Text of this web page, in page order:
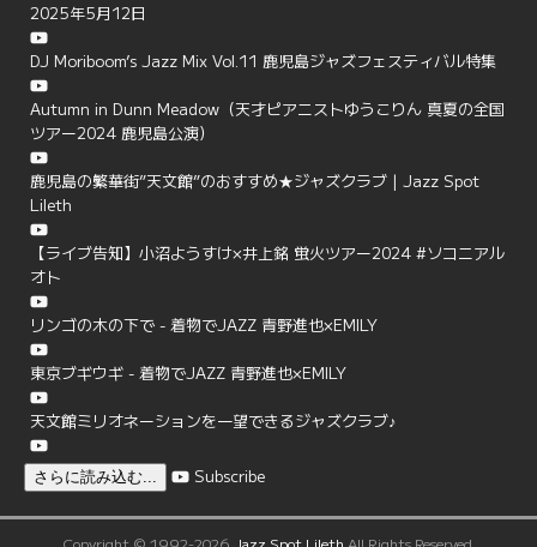
2025年5月12日
DJ Moriboom’s Jazz Mix Vol.11 鹿児島ジャズフェスティバル特集
Autumn in Dunn Meadow（天才ピアニストゆうこりん 真夏の全国
ツアー2024 鹿児島公演）
鹿児島の繁華街”天文館”のおすすめ★ジャズクラブ | Jazz Spot
Lileth
【ライブ告知】小沼ようすけ×井上銘 蛍火ツアー2024 #ソコニアル
オト
リンゴの木の下で - 着物でJAZZ 青野進也×EMILY
東京ブギウギ - 着物でJAZZ 青野進也×EMILY
天文館ミリオネーションを一望できるジャズクラブ♪
さらに読み込む... Subscribe
Copyright © 1992-2026 Jazz Spot Lileth All Rights Reserved.